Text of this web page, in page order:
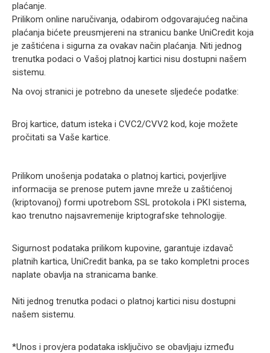
plaćanje.
Prilikom online naručivanja, odabirom odgovarajućeg načina
plaćanja bićete preusmjereni na stranicu banke UniCredit koja
je zaštićena i sigurna za ovakav način plaćanja. Niti jednog
trenutka podaci o Vašoj platnoj kartici nisu dostupni našem
sistemu.
Na ovoj stranici je potrebno da unesete sljedeće podatke:
Broj kartice, datum isteka i CVC2/CVV2 kod, koje možete
pročitati sa Vaše kartice.
Prilikom unošenja podataka o platnoj kartici, povjerljive
informacija se prenose putem javne mreže u zaštićenoj
(kriptovanoj) formi upotrebom SSL protokola i PKI sistema,
kao trenutno najsavremenije kriptografske tehnologije.
Sigurnost podataka prilikom kupovine, garantuje izdavač
platnih kartica, UniCredit banka, pa se tako kompletni proces
naplate obavlja na stranicama banke.
Niti jednog trenutka podaci o platnoj kartici nisu dostupni
našem sistemu.
*Unos i provjera podataka isključivo se obavljaju između